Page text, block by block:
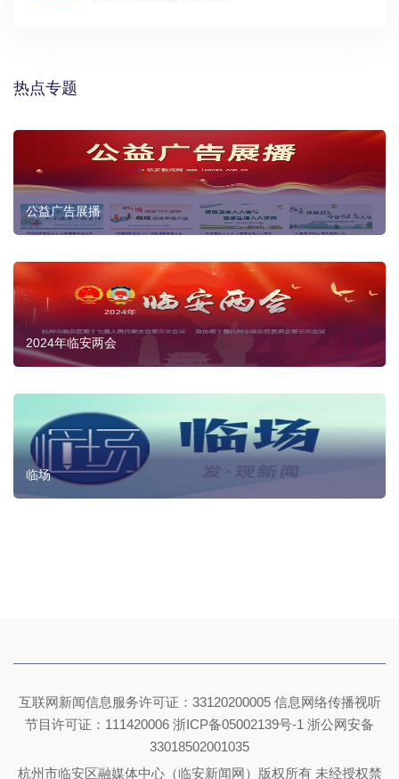
热点专题
公益广告展播
2024年临安两会
临场
互联网新闻信息服务许可证：33120200005 信息网络传播视听
节目许可证：111420006 浙ICP备05002139号-1 浙公网安备
33018502001035
杭州市临安区融媒体中心（临安新闻网）版权所有 未经授权禁